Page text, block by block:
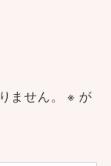
ません。 ※ が